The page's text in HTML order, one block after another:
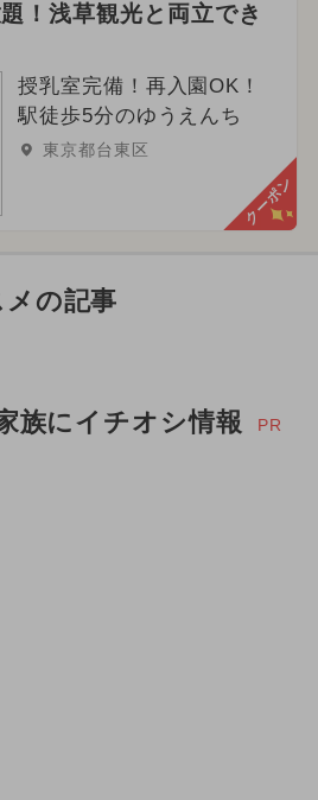
！浅草観光と両立でき
授乳室完備！再入園OK！
駅徒歩5分のゆうえんち
東京都台東区
クーポン
の記事
族にイチオシ情報 PR